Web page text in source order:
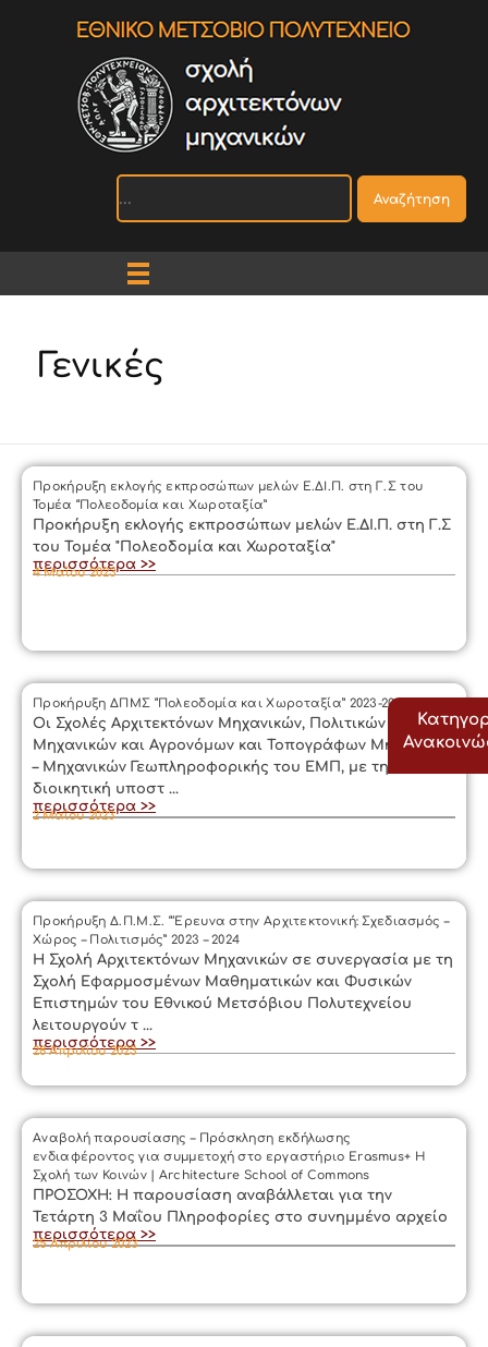
Αναζήτηση
Γενικές
Προκήρυξη εκλογής εκπροσώπων μελών Ε.ΔΙ.Π. στη Γ.Σ του
Τομέα “Πολεοδομία και Χωροταξία”
Προκήρυξη εκλογής εκπροσώπων μελών Ε.ΔΙ.Π. στη Γ.Σ
του Τομέα "Πολεοδομία και Χωροταξία"
περισσότερα >>
4 Μαΐου 2023
Προκήρυξη ΔΠΜΣ “Πολεοδομία και Χωροταξία” 2023-2024
Οι Σχολές Αρχιτεκτόνων Μηχανικών, Πολιτικών
Μηχανικών και Αγρονόμων και Τοπογράφων Μηχανικών
– Μηχανικών Γεωπληροφορικής του ΕΜΠ, με τη
διοικητική υποστ ...
περισσότερα >>
2 Μαΐου 2023
Προκήρυξη Δ.Π.Μ.Σ. “‘Ερευνα στην Αρχιτεκτονική: Σχεδιασμός –
Χώρος – Πολιτισμός” 2023 – 2024
Η Σχολή Αρχιτεκτόνων Μηχανικών σε συνεργασία με τη
Σχολή Εφαρμοσμένων Μαθηματικών και Φυσικών
Επιστημών του Εθνικού Μετσόβιου Πολυτεχνείου
λειτουργούν τ ...
περισσότερα >>
28 Απριλίου 2023
Αναβολή παρουσίασης – Πρόσκληση εκδήλωσης
ενδιαφέροντος για συμμετοχή στο εργαστήριο Erasmus+ Η
Σχολή των Κοινών | Architecture School of Commons
ΠΡΟΣΟΧΗ: Η παρουσίαση αναβάλλεται για την
Τετάρτη 3 Μαΐου Πληροφορίες στο συνημμένο αρχείο
περισσότερα >>
25 Απριλίου 2023